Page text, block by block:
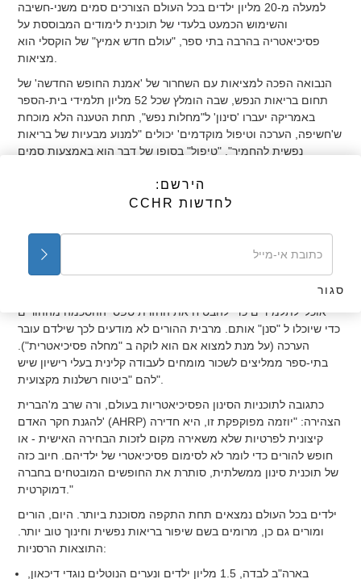
למעלה מ-20 מליון ילדים בכל העולם הצורכים סמים משני-חשיבה
והשימוש הכמעט בלעדי של תוכנית לימודים המבוססת על
פסיכיאטריה בהרבה בתי ספר, "עולם חדש אמיץ" של הוקסלי הוא
מציאות.
הנבואה הפכה למציאות עם השחרור של 'אמנת החופש החדשה' של
תחום בריאות הנפש, שבה הומלץ שכל 52 מליון תלמידי בית-הספר
באמריקה יעברו 'סינון' ל"מחלות נפש", תחת הטענה הלא מוכחת
ש'חשיפה, הערכה וטיפול מוקדמים' יכולים "למנוע מבעיות של בריאות
נפשית להחמיר". "טיפול" בסופו של דבר הוא באמצעות סמים
'בריאות הנפש' לכל החיים - שעליו הממשלה וקופות החולים צריכות
לדעתך?" או שאלות כגון: האם "אתה או מישהו במשפחתך נאנסת או
הוטרדת מינית" הן דבר שבשגרה. סגל התוכנית משתמש ב"תמריצים"
אוכל' לתלמידים כדי להבטיח את החזרת טפסי ההסכמה מההורים
כדי שיוכלו ל "סנן" אותם. מרבית ההורים לא מודעים לכך שילדם עובר
הערכה (על מנת למצוא אם הוא לוקה ב "מחלה פסיכיאטרית").
בתי-ספר ממליצים לשכור מומחים לעבודה קלינית בעלי רישיון שיש
להם "ביטוח רשלנות מקצועית".
כתגובה לתוכניות הסינון הפסיכיאטריות בעולם, ורה שרב מ'הברית
להגנת חקר האדם' (AHRP) הצהירה: "יוזמה מפוקפקת זו, היא חדירה
קיצונית לפרטיות שלא משאירה מקום לזכות הבחירה האישית - או
חופש להורים כדי לומר לא לסימום פסיכיאטרי של ילדיהם. חיוב כזה
של תוכנית סינון ממשלתית, סותרת את החופשים המובטחים בחברה
דמוקרטית."
ילדים בכל העולם נמצאים תחת התקפה מסוכנת ביותר. היום, הורים
ומורים גם כן, מרומים בשם שיפור בריאות נפשית וחינוך טוב יותר.
התוצאות הרסניות:
בארה"ב לבדה, 1.5 מליון ילדים ונערים הנוטלים נוגדי דיכאון,
הירשם:
לחדשות CCHR
סגור